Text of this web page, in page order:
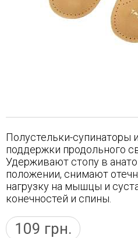
Полустельки-супинаторы
поддержки продольного
Удерживают стопу в
положении, снимают
нагрузку на мышцы и
конечностей и спины.
109 грн.